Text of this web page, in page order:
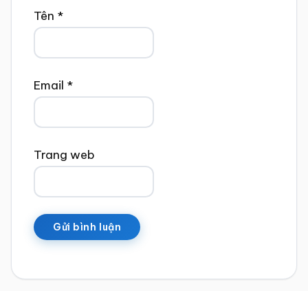
Tên *
Email *
Trang web